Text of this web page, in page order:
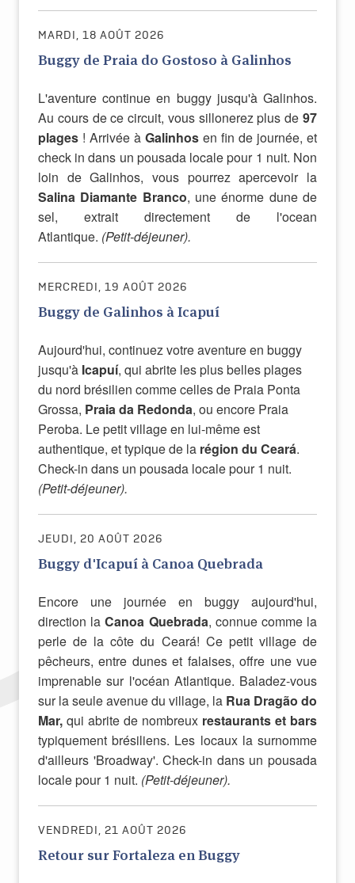
MARDI, 18 AOÛT 2026
Buggy de Praia do Gostoso à Galinhos
L'aventure continue en buggy jusqu'à Galinhos.
Au cours de ce circuit, vous sillonerez plus de 97
plages ! Arrivée à Galinhos en fin de journée, et
check in dans un pousada locale pour 1 nuit. Non
loin de Galinhos, vous pourrez apercevoir la
Salina Diamante Branco, une énorme dune de
sel, extrait directement de l'ocean
Atlantique. (Petit-déjeuner).
MERCREDI, 19 AOÛT 2026
Buggy de Galinhos à Icapuí
Aujourd'hui, continuez votre aventure en buggy
jusqu'à Icapuí, qui abrite les plus belles plages
du nord brésilien comme celles de Praia Ponta
Grossa, Praia da Redonda, ou encore Praia
Peroba. Le petit village en lui-même est
authentique, et typique de la région du Ceará.
Check-in dans un pousada locale pour 1 nuit.
(Petit-déjeuner).
JEUDI, 20 AOÛT 2026
Buggy d'Icapuí à Canoa Quebrada
Encore une journée en buggy aujourd'hui,
direction laCanoa Quebrada, connue comme la
perle de la côte du Ceará! Ce petit village de
pêcheurs, entre dunes et falaises, offre une vue
imprenable sur l'océan Atlantique. Baladez-vous
sur la seule avenue du village, la Rua Dragão do
Mar, qui abrite de nombreux restaurants et bars
typiquement brésiliens. Les locaux la surnomme
d'ailleurs 'Broadway'. Check-in dans un pousada
locale pour 1 nuit. (Petit-déjeuner).
VENDREDI, 21 AOÛT 2026
Retour sur Fortaleza en Buggy